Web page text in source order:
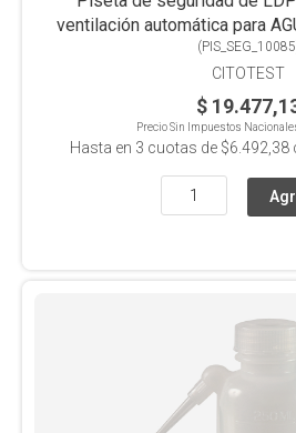
ventilación automática para
500ml
(PIS_SEG_10085
CITOTEST
$
Precio Sin Impuestos
Hasta en 3 cuotas de $6.492,38